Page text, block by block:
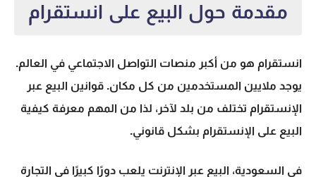
مقدمة حول البيع على انستقرام
انستقرام هو من أكبر منصات التواصل الاجتماعي في العالم.
يوجد ملايين المستخدمين من كل مكان. قوانين البيع عبر
الإنستقرام تختلف من بلد لآخر، لذا من المهم معرفة كيفية
البيع على الإنستقرام بشكل قانوني.
في السعودية، البيع عبر الإنترنت يلعب دورًا كبيرًا في التجارة